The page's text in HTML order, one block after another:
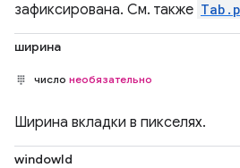
зафиксирована. См. также
ширина
число необязательно
Ширина вкладки в пикселях.
windowId